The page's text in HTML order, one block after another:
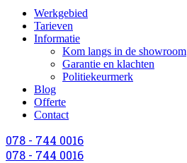
Werkgebied
Tarieven
Informatie
Kom langs in de showroom
Garantie en klachten
Politiekeurmerk
Blog
Offerte
Contact
078 - 744 0016
078 - 744 0016